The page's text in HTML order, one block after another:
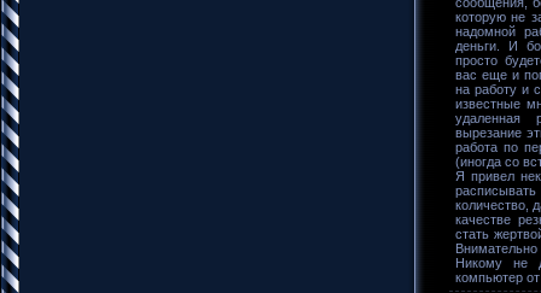
которую не
надомной
деньги. И
просто
вас еще и
на работу и
известные
удаленная
вырезание
работа по
(иногда со
Я привел
количество,
качестве
стать
Никому не
компьютер